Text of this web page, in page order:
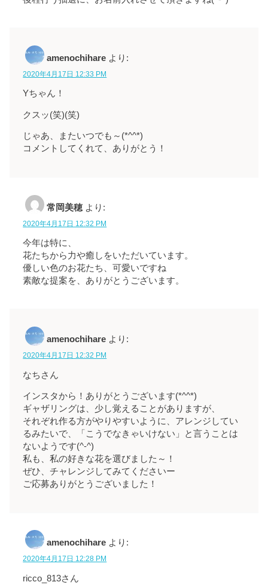
amenochihare より:
2020年4月17日 12:33 PM
Yちゃん！
クスッ(笑)(笑)
じゃあ、またいつでも～(*^^*)
コメントしてくれて、ありがとう！
常岡美穂 より:
2020年4月17日 12:32 PM
今年は特に、
花たちから力や癒しをいただいています。
優しい色のお花たち、可愛いですね
素敵な提案を、ありがとうございます。
amenochihare より:
2020年4月17日 12:32 PM
なちさん
インスタから！ありがとうございます(*^^*)
ギャザリングは、少し覚えることがありますが、
それぞれ作る方がやりやすいように、アレンジしてい
るみたいで、「こうでなきゃいけない」と言うことは
ないようです(^-^)
私も、私の好きな花を選びました～！
ぜひ、チャレンジしてみてくださいー
ご応募ありがとうございました！
amenochihare より:
2020年4月17日 12:28 PM
ricco_813さん